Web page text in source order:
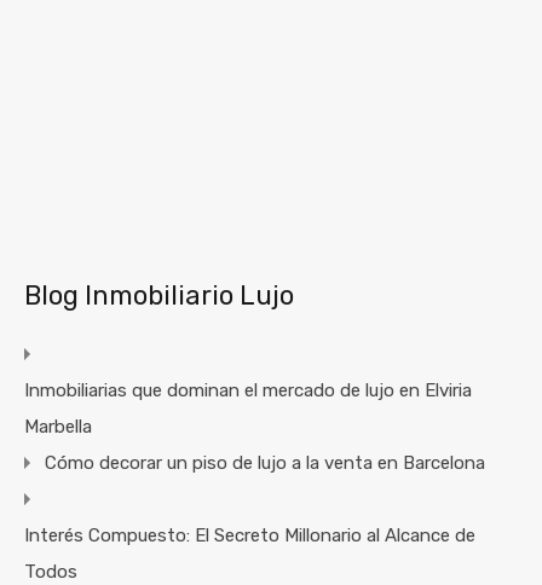
Blog Inmobiliario Lujo
Inmobiliarias que dominan el mercado de lujo en Elviria
Marbella
Cómo decorar un piso de lujo a la venta en Barcelona
Interés Compuesto: El Secreto Millonario al Alcance de
Todos